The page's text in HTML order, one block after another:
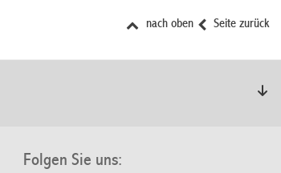
Seite zurück
nach oben
Folgen Sie uns: